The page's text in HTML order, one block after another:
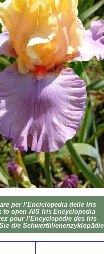
per l’En­ci­clo­pe­dia del­le Iris
to open AIS Iris En­cy­clo­pe­dia
pour l’En­cy­clo­pé­die des Iris
die Sch­wer­tli­lie­nen­zy­klo­pä­die